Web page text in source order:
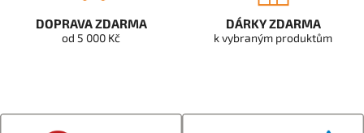
DOPRAVA ZDARMA
od 5 000 Kč
DÁRKY ZDARMA
k vybraným produktům